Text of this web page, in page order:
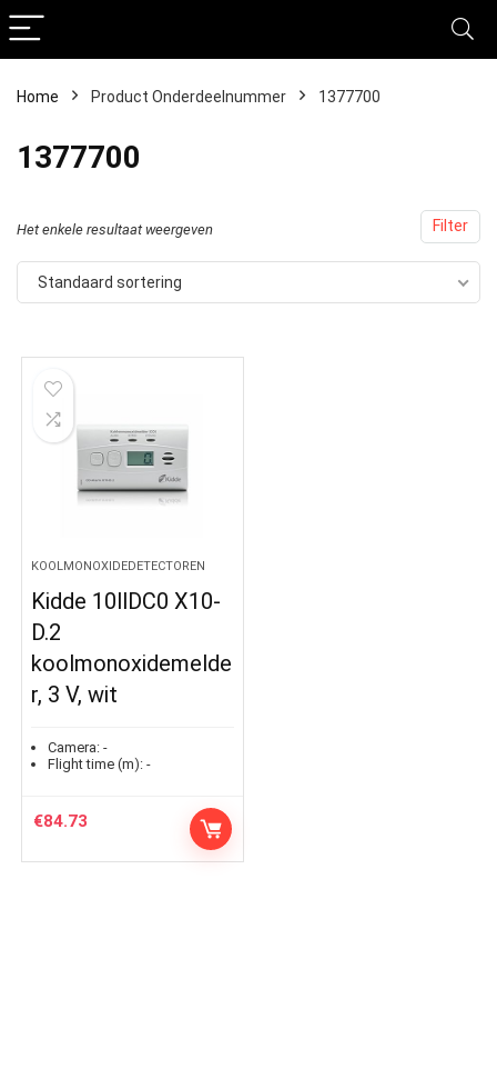
Home Product Onderdeelnummer ‎1377700
‎1377700
Filter
Het enkele resultaat weergeven
Standaard sortering
KOOLMONOXIDEDETECTOREN
Kidde 10llDC0 X10-
D.2
koolmonoxidemelde
r, 3 V, wit
Camera: -
Flight time (m): -
€84.73